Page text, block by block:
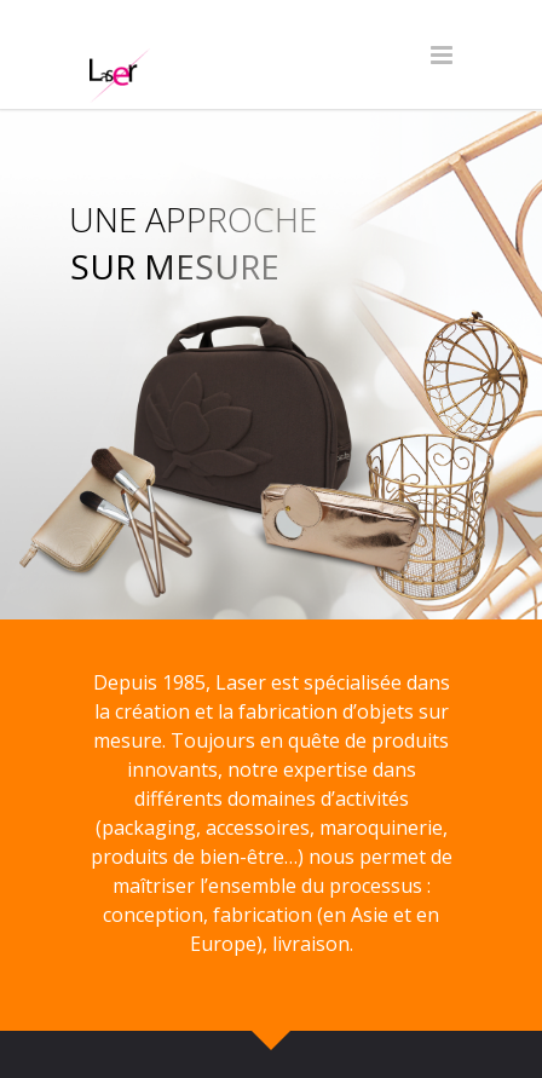
SUR MESURE
UNE APPROCHE
Depuis 1985, Laser est spécialisée dans
la création et la fabrication d’objets sur
mesure. Toujours en quête de produits
innovants, notre expertise dans
différents domaines d’activités
(packaging, accessoires, maroquinerie,
produits de bien-être…) nous permet de
maîtriser l’ensemble du processus :
conception, fabrication (en Asie et en
Europe), livraison.